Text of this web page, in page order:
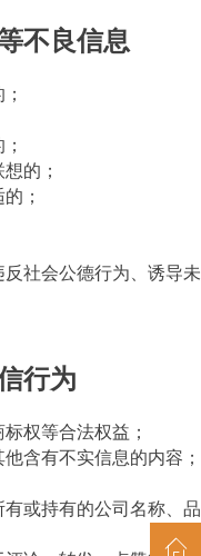
不良信息
的；
；
社会公德行为、诱导未
行为
权等合法权益；
含有不实信息的内容；
或持有的公司名称、品